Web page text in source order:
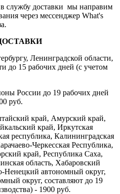
службу доставки мы направим
через мессенджер What's
Ленинградской области,
до 15 рабочих дней (с учетом
России до 19 рабочих дней
руб.
край, Амурский край,
край, Иркутская
республика, Калининградская
Черкесская Республика,
край, Республика Саха,
область, Хабаровский
Ненецкий автономный округ,
округ, составляют до 19
- 1900 руб.